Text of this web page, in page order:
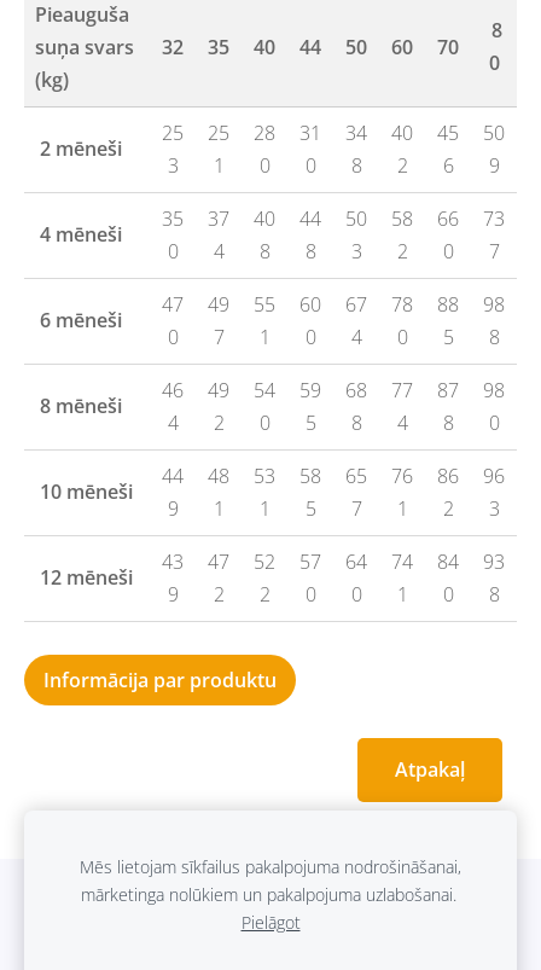
Pieauguša
suņa svars
(kg)
32 35 40 44 50 60 70
8
0
2 mēneši
25
3
25
1
28
0
31
0
34
8
40
2
45
6
50
9
4 mēneši
35
0
37
4
40
8
44
8
50
3
58
2
66
0
73
7
6 mēneši
47
0
49
7
55
1
60
0
67
4
78
0
88
5
98
8
8 mēneši
46
4
49
2
54
0
59
5
68
8
77
4
87
8
98
0
10 mēneši
44
9
48
1
53
1
58
5
65
7
76
1
86
2
96
3
12 mēneši
43
9
47
2
52
2
57
0
64
0
74
1
84
0
93
8
Informācija par produktu
Atpakaļ
Sīkdatnes
Mēs lietojam sīkfailus pakalpojuma nodrošināšanai,
mārketinga nolūkiem un pakalpojuma uzlabošanai.
Pielāgot